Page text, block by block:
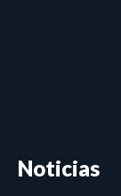
Noticias